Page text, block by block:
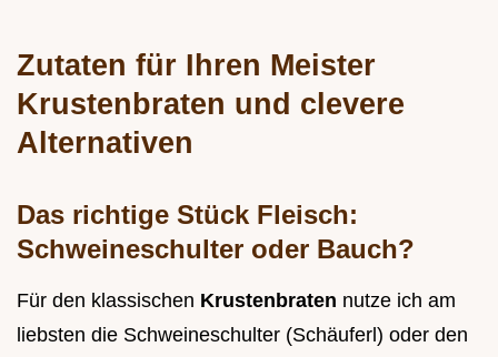
Zutaten für Ihren Meister
Krustenbraten und clevere
Alternativen
Das richtige Stück Fleisch:
Schweineschulter oder Bauch?
Für den klassischen Krustenbraten nutze ich am
liebsten die Schweineschulter (Schäuferl) oder den